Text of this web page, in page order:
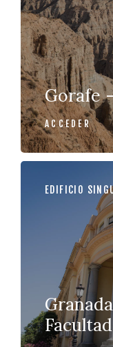
Gorafe
ACCEDER
EDIFICIO